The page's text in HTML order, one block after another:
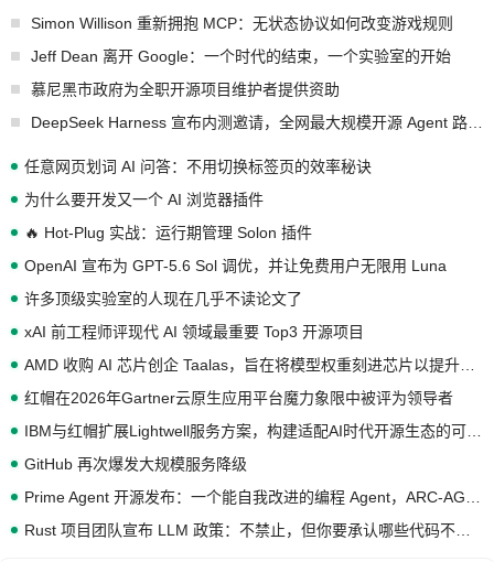
Simon Willison 重新拥抱 MCP：无状态协议如何改变游戏规则
Jeff Dean 离开 Google：一个时代的结束，一个实验室的开始
慕尼黑市政府为全职开源项目维护者提供资助
任意网页划词 AI 问答：不用切换标签页的效率秘诀
为什么要开发又一个 AI 浏览器插件
🔥 Hot-Plug 实战：运行期管理 Solon 插件
OpenAI 宣布为 GPT-5.6 Sol 调优，并让免费用户无限用 Luna
许多顶级实验室的人现在几乎不读论文了
xAI 前工程师评现代 AI 领域最重要 Top3 开源项目
红帽在2026年Gartner云原生应用平台魔力象限中被评为领导者
GitHub 再次爆发大规模服务降级